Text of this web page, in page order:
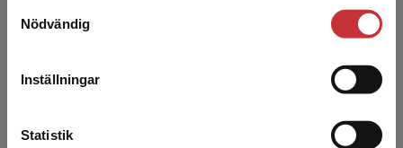
Nödvändig
Inställningar
Statistik
Vi erbjuder inte leveranser utanför Sverige. För
att kunna slutföra ett köp måste